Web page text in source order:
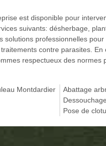
est disponible pour
suivants: désherbage,
solutions professionnelles
contre parasites.
respectueux des normes
Montdardier
Abattage
Pose de